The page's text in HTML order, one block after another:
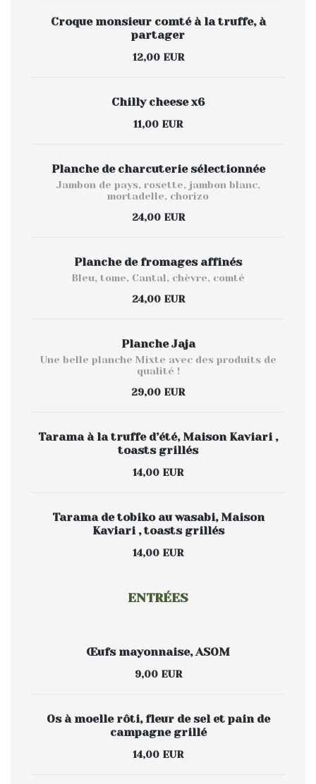
Croque monsieur comté à la truffe, à
partager
12,00 EUR
Chilly cheese x6
11,00 EUR
Planche de charcuterie sélectionnée
Jambon de pays, rosette, jambon blanc,
mortadelle, chorizo
24,00 EUR
Planche de fromages affinés
Bleu, tome, Cantal, chèvre, comté
24,00 EUR
Planche Jaja
Une belle planche Mixte avec des produits de
qualité !
29,00 EUR
Tarama à la truffe d’été, Maison Kaviari ,
toasts grillés
14,00 EUR
Tarama de tobiko au wasabi, Maison
Kaviari , toasts grillés
14,00 EUR
ENTRÉES
Œufs mayonnaise, ASOM
9,00 EUR
Os à moelle rôti, fleur de sel et pain de
campagne grillé
14,00 EUR